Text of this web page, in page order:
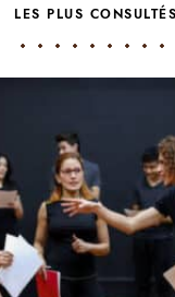
LES PLUS CONSULTÉS